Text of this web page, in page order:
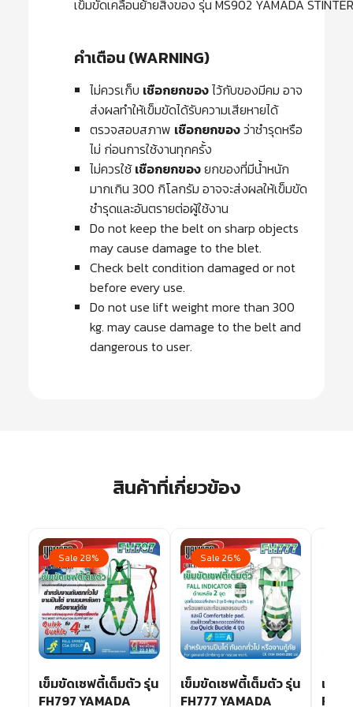
เข็มขัดเคลื่อนย้ายสิ่งของ รุ่น MS902 YAMADA
คำเตือน (WARNING)
ไม่ควรเก็บ เชือกยกของไว้กับของมีคม อาจ
ส่งผลทำให้เข็มขัดได้รับความเสียหายได้
ตรวจสอบสภาพ เชือกยกของว่าชำรุดหรือ
ไม่ ก่อนการใช้งานทุกครั้ง
ไม่ควรใช้เชือกยกของยกของที่มีน้ำหนัก
มากเกิน 300 กิโลกรัม อาจจะส่งผลให้เข็มขัด
ชำรุดและอันตรายต่อผู้ใช้งาน
Do not keep the belt on sharp objects
may cause damage to the blet.
Check belt condition damaged or not
before every use.
Do not use lift weight more than 300
kg. may cause damage to the belt and
dangerous to user.
สินค้าที่เกี่ยวข้อง
Sale 28%
เข็มขัดเซฟตี้เต็มตัว รุ่น
FH797 YAMADA
Sale 26%
เข็มขัดเซฟตี้เต็มตัว รุ่น
FH777 YAMADA
เข็ม
Full